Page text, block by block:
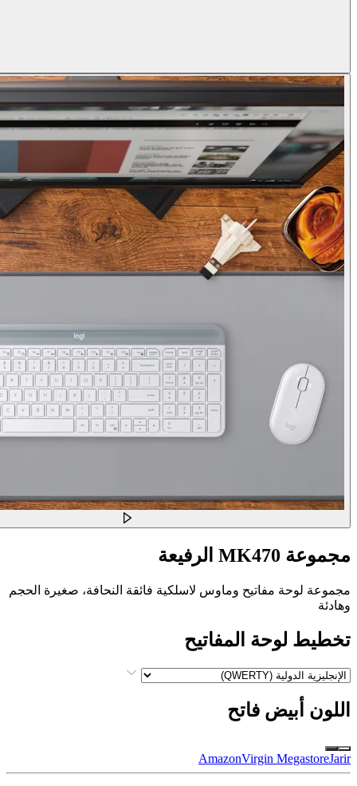
مجموعة MK470 الرفيعة
مجموعة لوحة مفاتيح وماوس لاسلكية فائقة النحافة، صغيرة الحجم
وهادئة
تخطيط لوحة المفاتيح
اللون أبيض فاتح
AmazonVirgin Megastore​Jarir